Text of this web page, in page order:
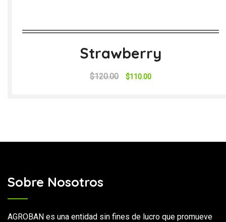
Strawberry
$120.00 $110.00
Sobre Nosotros
AGROBAN es una entidad sin fines de lucro que promueve